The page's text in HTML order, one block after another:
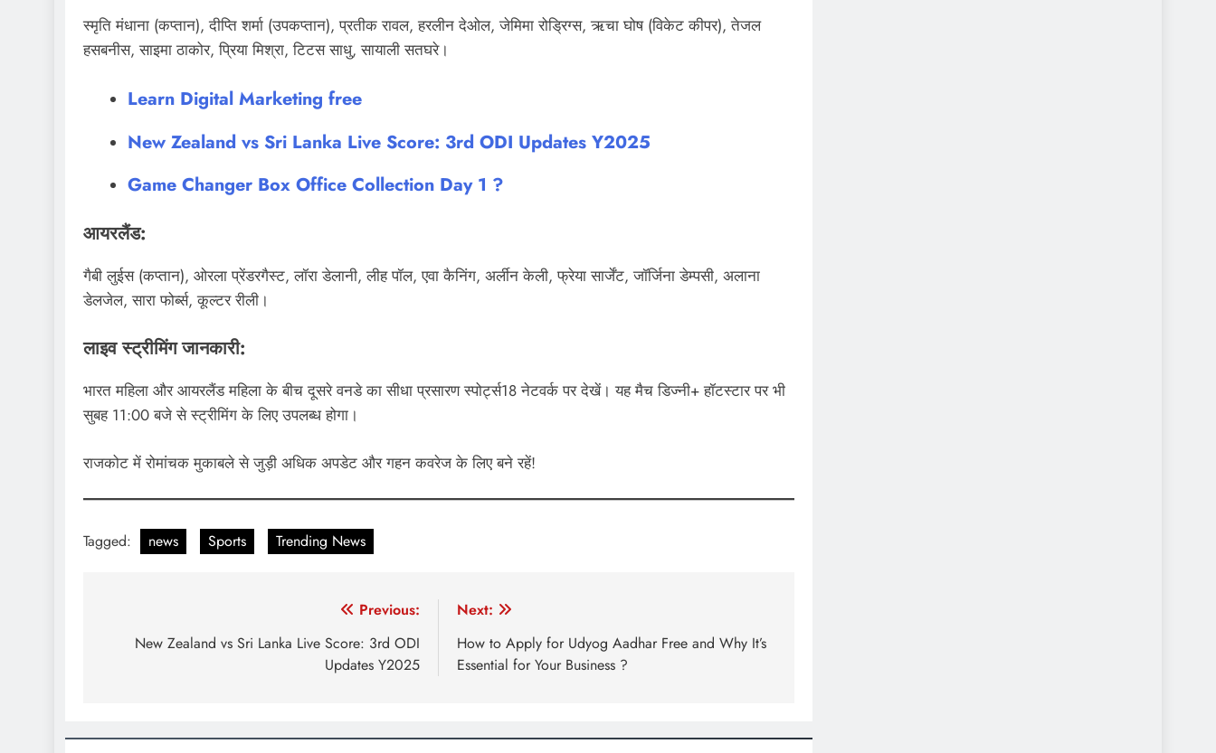
स्मृति मंधाना (कप्तान), दीप्ति शर्मा (उपकप्तान), प्रतीक रावल, हरलीन देओल, जेमिमा रोड्रिग्स, ऋचा घोष (विकेट कीपर), तेजल
हसबनीस, साइमा ठाकोर, प्रिया मिश्रा, टिटस साधु, सायाली सतघरे।
Learn Digital Marketing free
New Zealand vs Sri Lanka Live Score: 3rd ODI Updates Y2025
Game Changer Box Office Collection Day 1 ?
आयरलैंड:
गैबी लुईस (कप्तान), ओरला प्रेंडरगैस्ट, लॉरा डेलानी, लीह पॉल, एवा कैनिंग, अर्लीन केली, फ्रेया सार्जेंट, जॉर्जिना डेम्पसी, अलाना
डेलजेल, सारा फोर्ब्स, कूल्टर रीली।
लाइव स्ट्रीमिंग जानकारी:
भारत महिला और आयरलैंड महिला के बीच दूसरे वनडे का सीधा प्रसारण स्पोर्ट्स18 नेटवर्क पर देखें। यह मैच डिज्नी+ हॉटस्टार पर भी
सुबह 11:00 बजे से स्ट्रीमिंग के लिए उपलब्ध होगा।
राजकोट में रोमांचक मुकाबले से जुड़ी अधिक अपडेट और गहन कवरेज के लिए बने रहें!
Tagged: news Sports Trending News
navigation
Previous:
New Zealand vs Sri Lanka Live Score: 3rd ODI
Updates Y2025
Next:
How to Apply for Udyog Aadhar Free and Why It’s
Essential for Your Business ?